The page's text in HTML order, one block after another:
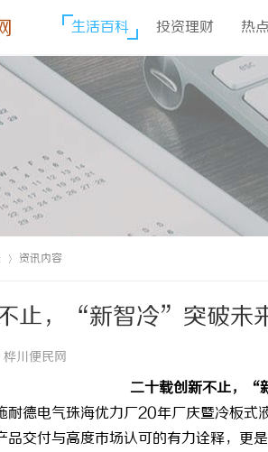
生活百科 投资理财 热
资讯内容
止，“新智冷”突破未
川便民网
二十载创新不止，
“
耐德电气珠海优力厂20年厂庆暨冷板式
品交付与高度市场认可的有力诠释，